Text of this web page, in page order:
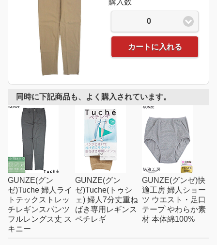
購入数
0
カートに入れる
同時に下記商品も、よく購入されています。
GUNZE(グン
ゼ)Tuche 婦人ライ
トテックストレッ
チレギンスパンツ
フルレングス丈 ス
キニー
GUNZE(グン
ゼ)Tuche(トゥシ
ェ) 婦人7分丈重ね
ばき専用レギンス
ペチレギ
GUNZE(グンゼ)快
適工房 婦人ショー
ツ ウエスト・足口
テープ やわらか素
材 本体綿100%